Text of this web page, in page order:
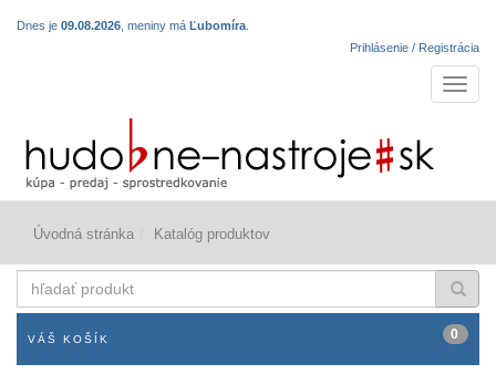
Dnes je 09.08.2026 , meniny má Ľubomíra
Prihlásenie / Registrácia
Úvodná stránka Katalóg produktov
produkt
VÁŠ KOŠÍK 0